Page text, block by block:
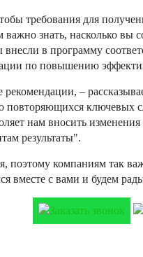
требования для
знать, насколько вы
в программу
по повышению
–
повторяющихся ключевых
нам вносить
результаты".
поэтому компаниям так
вместе с вами и будем